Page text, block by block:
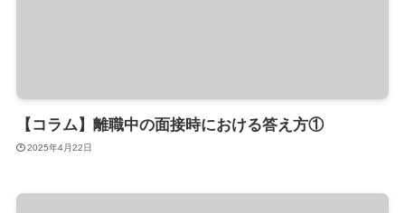
【コラム】離職中の面接時における答え方①
2025年4月22日